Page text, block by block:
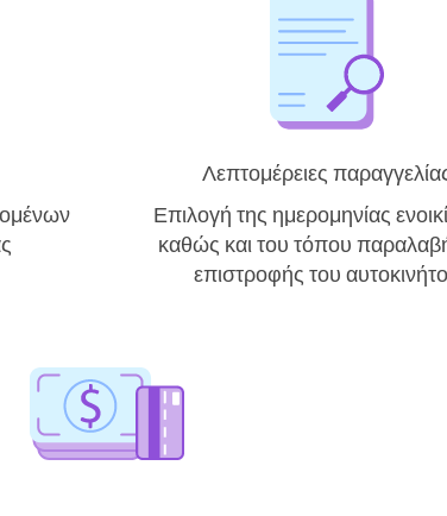
Λεπτομέρειες
Επιλογή της ημερομηνίας
καθώς και του τόπου
επιστροφής του